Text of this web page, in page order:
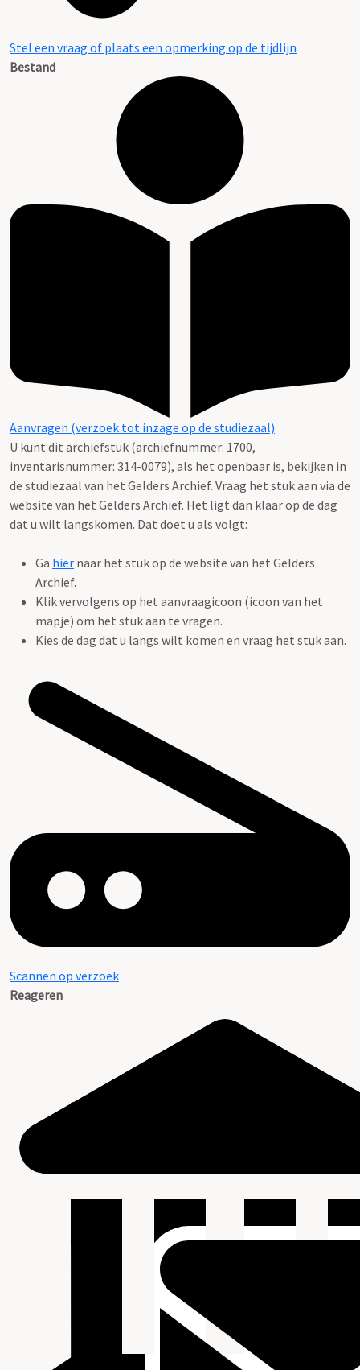
Stel een vraag of plaats een opmerking op de tijdlijn
Bestand
Aanvragen (verzoek tot inzage op de studiezaal)
U kunt dit archiefstuk (archiefnummer: 1700,
inventarisnummer: 314-0079), als het openbaar is, bekijken in
de studiezaal van het Gelders Archief. Vraag het stuk aan via de
website van het Gelders Archief. Het ligt dan klaar op de dag
dat u wilt langskomen. Dat doet u als volgt:
Ga hier naar het stuk op de website van het Gelders
Archief.
Klik vervolgens op het aanvraagicoon (icoon van het
mapje) om het stuk aan te vragen.
Kies de dag dat u langs wilt komen en vraag het stuk aan.
Scannen op verzoek
Reageren